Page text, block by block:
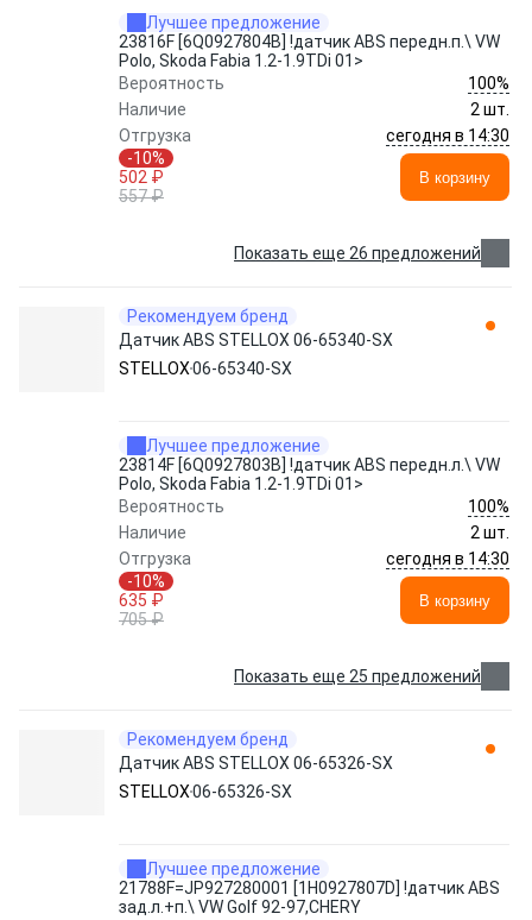
Лучшее предложение
23816F [6Q0927804B] !датчик ABS передн.п.\ VW
Polo, Skoda Fabia 1.2-1.9TDi 01>
Вероятность
100%
Наличие
2 шт.
Отгрузка
сегодня в 14:30
-10%
502 ₽
557 ₽
В корзину
Показать еще 26 предложений
Рекомендуем бренд
Датчик ABS STELLOX 06-65340-SX
STELLOX06-65340-SX
Лучшее предложение
23814F [6Q0927803B] !датчик ABS передн.л.\ VW
Polo, Skoda Fabia 1.2-1.9TDi 01>
Вероятность
100%
Наличие
2 шт.
Отгрузка
сегодня в 14:30
-10%
635 ₽
705 ₽
В корзину
Показать еще 25 предложений
Рекомендуем бренд
Датчик ABS STELLOX 06-65326-SX
STELLOX06-65326-SX
Лучшее предложение
21788F=JP927280001 [1H0927807D] !датчик ABS
зад.л.+п.\ VW Golf 92-97,CHERY